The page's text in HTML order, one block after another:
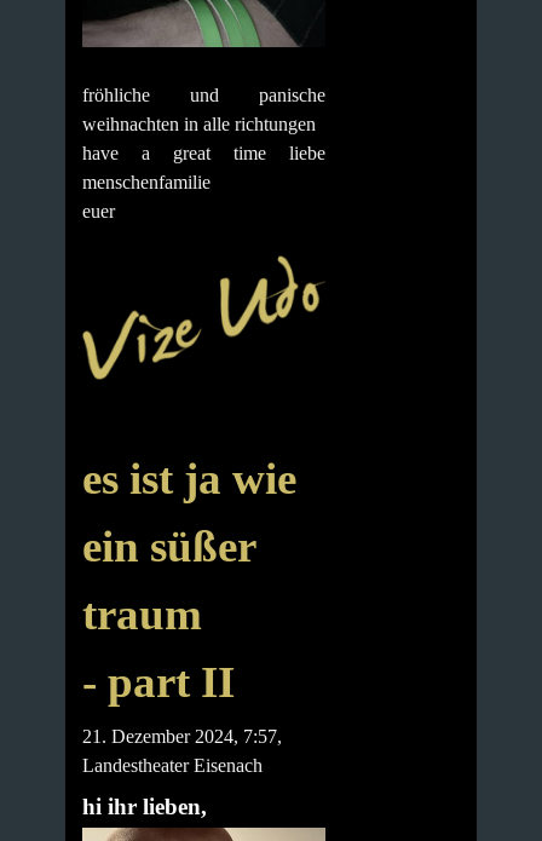
fröhliche und panische
weihnachten in alle richtungen
have a great time liebe
menschenfamilie
euer
es ist ja wie
ein süßer
traum
- part II
21. Dezember 2024, 7:57,
Landestheater Eisenach
hi ihr lieben,